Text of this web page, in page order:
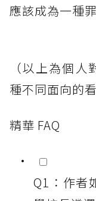
應該成為一種
（以上為個人
種不同面向的看
精華 FAQ
Q1：作者